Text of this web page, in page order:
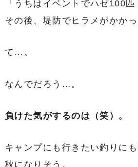
「うちはイベントでハゼ100匹
その後、堤防でヒラメがかかっ
て…。
なんでだろう…。
負けた気がするのは（笑）。
キャンプにも行きたい釣りに
秋になりそう。